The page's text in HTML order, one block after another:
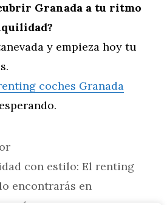
Granada a tu ritmo
y empieza hoy tu
coches Granada
con estilo: El renting
encontrarás en